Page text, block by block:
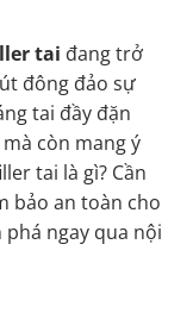
tai đang trở
đông đảo sự
tai đầy đặn
còn mang ý
tai là gì? Cần
bảo an toàn cho
phá ngay qua nội